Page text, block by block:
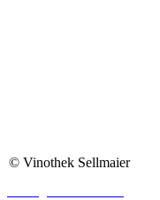
© Vinothek Sellmaier